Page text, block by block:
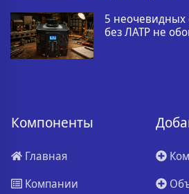
5 неочевидных
без ЛАТР не
Компоненты
Главная
Компании